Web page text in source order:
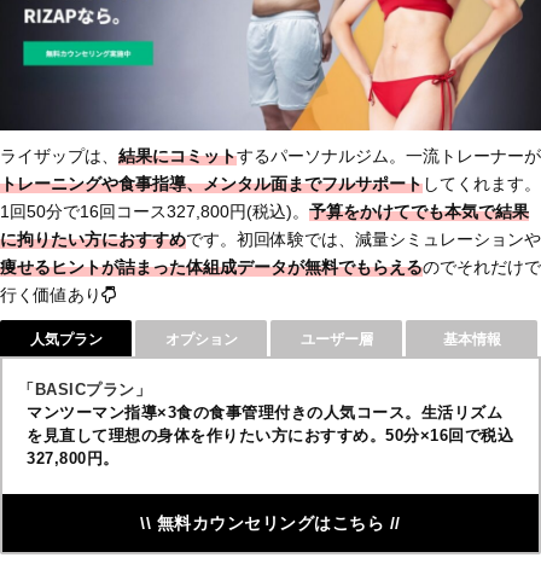
ライザップは、 結果にコミットするパーソナルジム。一流トレーナーが
トレーニングや食事指導、メンタル面までフルサポートしてくれます。
1回50分で16回コース327,800円(税込)。 予算をかけてでも本気で結果
に拘りたい方におすすめです。初回体験では、減量シミュレーションや
痩せるヒントが詰まった体組成データが無料でもらえるのでそれだけで
行く価値あり
人気プラン オプション ユーザー層 基本情報
「BASICプラン」
マンツーマン指導×3食の食事管理付きの人気コース。生活リズム
を見直して理想の身体を作りたい方におすすめ。50分×16回で税込
327,800円。
\\ 無料カウンセリングはこちら //